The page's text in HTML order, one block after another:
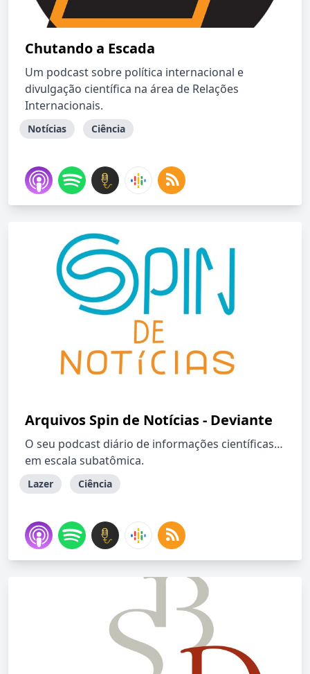
Chutando a Escada
Um podcast sobre política internacional e
divulgação científica na área de Relações
Internacionais.
Notícias Ciência
Arquivos Spin de Notícias - Deviante
O seu podcast diário de informações científicas…
em escala subatômica.
Lazer Ciência